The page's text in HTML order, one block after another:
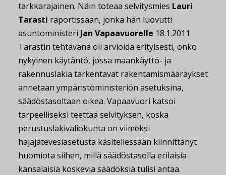
tarkkarajainen. Näin toteaa selvitysmies Lauri
Tarasti raportissaan, jonka hän luovutti
asuntoministeri Jan Vapaavuorelle 18.1.2011.
Tarastin tehtävänä oli arvioida erityisesti, onko
nykyinen käytäntö, jossa maankäyttö- ja
rakennuslakia tarkentavat rakentamismääräykset
annetaan ympäristöministeriön asetuksina,
säädöstasoltaan oikea. Vapaavuori katsoi
tarpeelliseksi teettää selvityksen, koska
perustuslakivaliokunta on viimeksi
hajajätevesiasetusta käsitellessään kiinnittänyt
huomiota siihen, millä säädöstasolla erilaisia
kansalaisia koskevia säädöksiä tulisi antaa.